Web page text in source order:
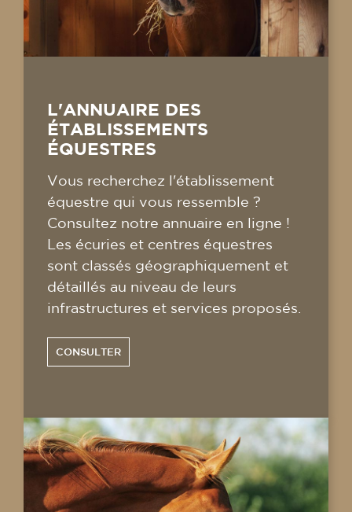
L'ANNUAIRE DES
ÉTABLISSEMENTS
ÉQUESTRES
Vous recherchez l'établissement
équestre qui vous ressemble ?
Consultez notre annuaire en ligne !
Les écuries et centres équestres
sont classés géographiquement et
détaillés au niveau de leurs
infrastructures et services proposés.
CONSULTER